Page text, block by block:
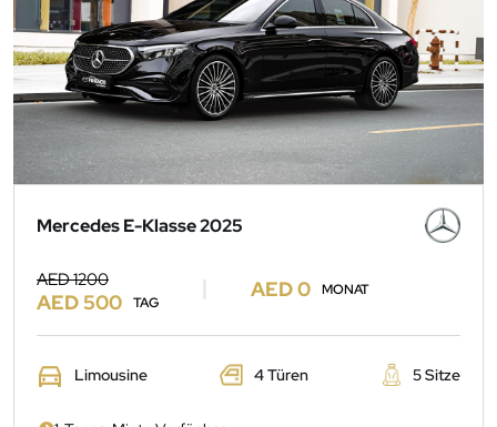
Mercedes E-Klasse 2025
AED 1200
AED 500 TAG
AED 0 MONAT
Limousine 4 Türen 5 Sitze